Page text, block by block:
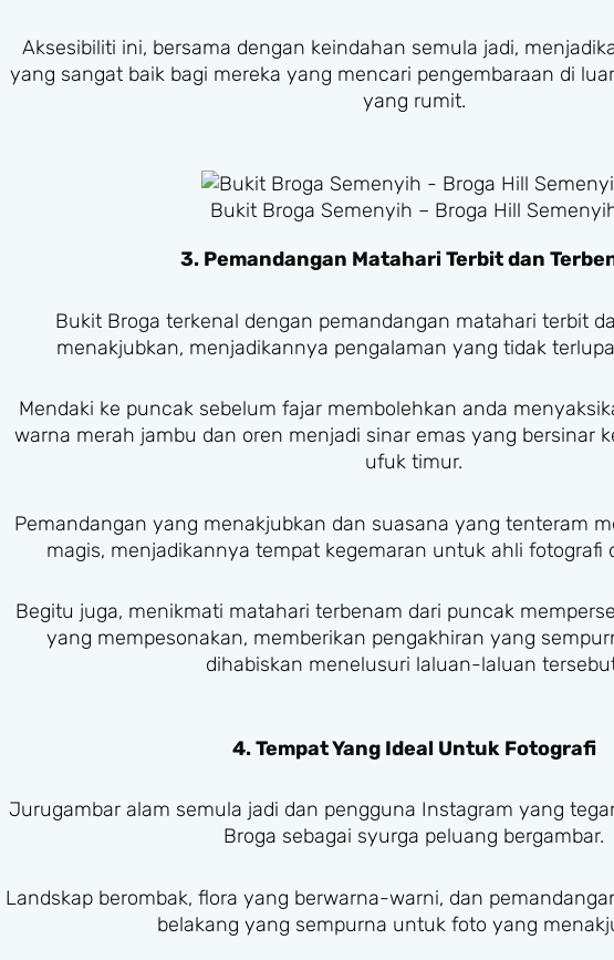
Aksesibiliti ini, bersama dengan keindahan semula jadi,
yang sangat baik bagi mereka yang mencari pengembaraan di
yang rumit.
Bukit Broga Semenyih – Broga Hill
3. Pemandangan Matahari Terbit dan
Bukit Broga terkenal dengan pemandangan matahari terbit
menakjubkan, menjadikannya pengalaman yang tidak
Mendaki ke puncak sebelum fajar membolehkan anda
warna merah jambu dan oren menjadi sinar emas yang bersinar
ufuk timur.
Pemandangan yang menakjubkan dan suasana yang tenteram
magis, menjadikannya tempat kegemaran untuk ahli fotografi
Begitu juga, menikmati matahari terbenam dari puncak
yang mempesonakan, memberikan pengakhiran yang
dihabiskan menelusuri laluan-laluan
4. Tempat Yang Ideal Untuk Fotografi
Jurugambar alam semula jadi dan pengguna Instagram yang
Broga sebagai syurga peluang bergambar.
Landskap berombak, flora yang berwarna-warni, dan
belakang yang sempurna untuk foto yang